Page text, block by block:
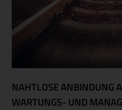
NAHTLOSE ANBINDUNG
WARTUNGS- UND